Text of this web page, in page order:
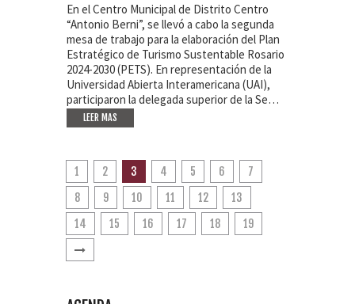
En el Centro Municipal de Distrito Centro
“Antonio Berni”, se llevó a cabo la segunda
mesa de trabajo para la elaboración del Plan
Estratégico de Turismo Sustentable Rosario
2024-2030 (PETS). En representación de la
Universidad Abierta Interamericana (UAI),
participaron la delegada superior de la Se…
LEER MAS
1 2 3 4 5 6
7
8
9 10 11 12
13
14
15 16 17 18 19